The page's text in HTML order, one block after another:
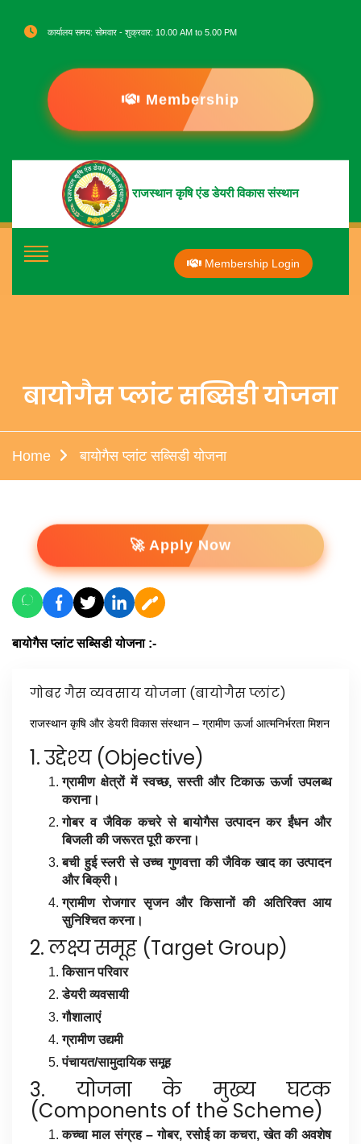
कार्यालय समय: सोमवार - शुक्रवार: 10.00 AM to 5.00 PM
Membership
राजस्थान कृषि एंड डेयरी विकास संस्थान
Membership Login
बायोगैस प्लांट सब्सिडी योजना
Home बायोगैस प्लांट सब्सिडी योजना
🚀 Apply Now
बायोगैस प्लांट सब्सिडी योजना :-
गोबर गैस व्यवसाय योजना (बायोगैस प्लांट)
राजस्थान कृषि और डेयरी विकास संस्थान – ग्रामीण ऊर्जा आत्मनिर्भरता मिशन
1. उद्देश्य (Objective)
ग्रामीण क्षेत्रों में स्वच्छ, सस्ती और टिकाऊ ऊर्जा उपलब्ध
कराना।
गोबर व जैविक कचरे से बायोगैस उत्पादन कर ईंधन और
बिजली की जरूरत पूरी करना।
बची हुई स्लरी से उच्च गुणवत्ता की जैविक खाद का उत्पादन
और बिक्री।
ग्रामीण रोजगार सृजन और किसानों की अतिरिक्त आय
सुनिश्चित करना।
2. लक्ष्य समूह (Target Group)
किसान परिवार
डेयरी व्यवसायी
गौशालाएं
ग्रामीण उद्यमी
पंचायत/सामुदायिक समूह
3. योजना के मुख्य घटक
(Components of the Scheme)
कच्चा माल संग्रह – गोबर, रसोई का कचरा, खेत की अवशेष